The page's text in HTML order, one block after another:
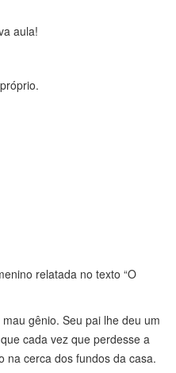
aula!
relatada no texto “O
gênio. Seu pai lhe deu um
cada vez que perdesse a
na cerca dos fundos da casa.